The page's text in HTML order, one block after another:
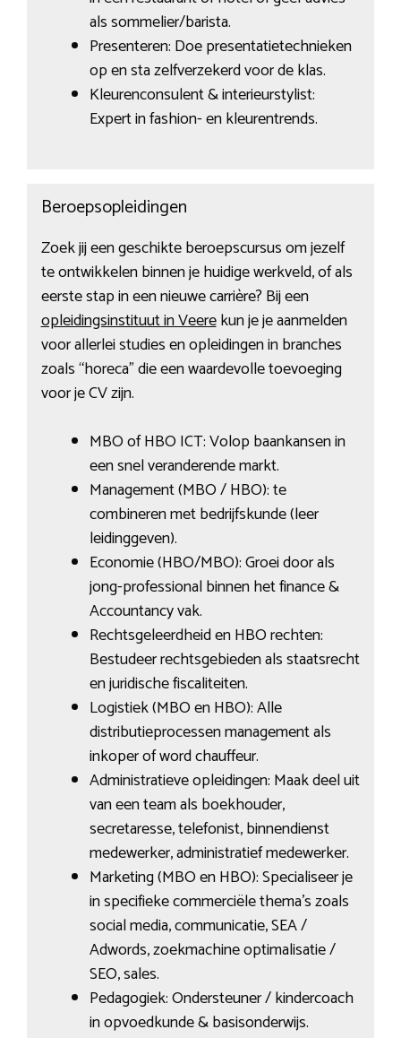
als sommelier/barista.
Presenteren: Doe presentatietechnieken
op en sta zelfverzekerd voor de klas.
Kleurenconsulent & interieurstylist:
Expert in fashion- en kleurentrends.
Beroepsopleidingen
Zoek jij een geschikte beroepscursus om jezelf
te ontwikkelen binnen je huidige werkveld, of als
eerste stap in een nieuwe carrière? Bij een
opleidingsinstituut in Veerekun je je aanmelden
voor allerlei studies en opleidingen in branches
zoals “horeca” die een waardevolle toevoeging
voor je CV zijn.
MBO of HBO ICT: Volop baankansen in
een snel veranderende markt.
Management (MBO / HBO): te
combineren met bedrijfskunde (leer
leidinggeven).
Economie (HBO/MBO): Groei door als
jong-professional binnen het finance &
Accountancy vak.
Rechtsgeleerdheid en HBO rechten:
Bestudeer rechtsgebieden als staatsrecht
en juridische fiscaliteiten.
Logistiek (MBO en HBO): Alle
distributieprocessen management als
inkoper of word chauffeur.
Administratieve opleidingen: Maak deel uit
van een team als boekhouder,
secretaresse, telefonist, binnendienst
medewerker, administratief medewerker.
Marketing (MBO en HBO): Specialiseer je
in specifieke commerciële thema’s zoals
social media, communicatie, SEA /
Adwords, zoekmachine optimalisatie /
SEO, sales.
Pedagogiek: Ondersteuner / kindercoach
in opvoedkunde & basisonderwijs.